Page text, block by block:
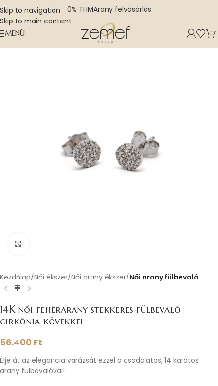
Skip to navigation
Skip to main content
0% THMArany felvásárlás
MENÜ
Kezdőlap Női ékszer Női arany ékszer Női arany fülbevaló
14K női fehérarany stekkeres fülbevaló
cirkónia kövekkel
56.400 Ft
Élje át az elegancia varázsát ezzel a csodálatos, 14 karátos
arany fülbevalóval!